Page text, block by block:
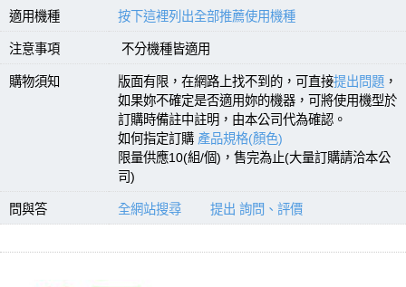
適用機種 按下這裡列出全部推薦使用機種
注意事項 不分機種皆適用
購物須知 版面有限，在網路上找不到的，可直接提出問題 ，
如果妳不確定是否適用妳的機器，可將使用機型於
訂購時備註中註明，由本公司代為確認。
如何指定訂購 產品規格(顏色)
限量供應10(組/個)，售完為止(大量訂購請洽本公
司)
問與答 全網站搜尋 提出 詢問、評價